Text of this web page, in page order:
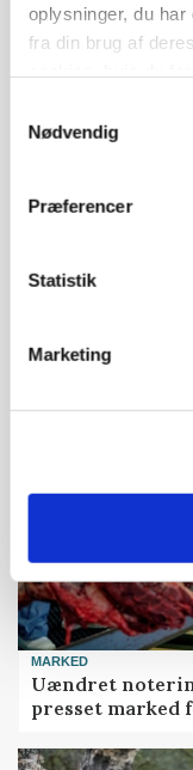
oplysninger, du
fra din brug af
Nødvendig
Præferencer
Statistik
Marketing
PLANTER
Før
MARKED
Uændret
presset marked